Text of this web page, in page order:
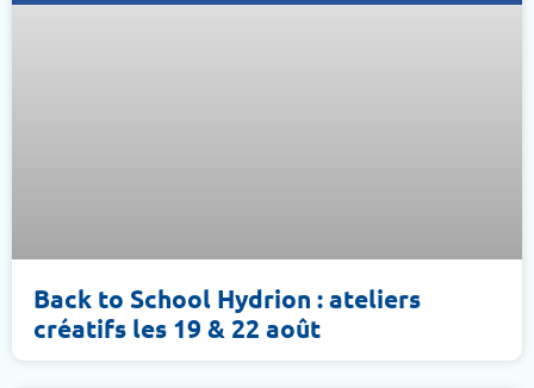
Back to School Hydrion : ateliers
créatifs les 19 & 22 août